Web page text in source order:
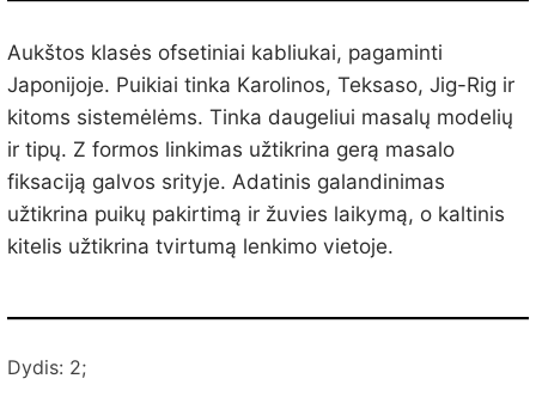
Aukštos klasės ofsetiniai kabliukai, pagaminti
Japonijoje. Puikiai tinka Karolinos, Teksaso, Jig-Rig ir
kitoms sistemėlėms. Tinka daugeliui masalų modelių
ir tipų. Z formos linkimas užtikrina gerą masalo
fiksaciją galvos srityje. Adatinis galandinimas
užtikrina puikų pakirtimą ir žuvies laikymą, o kaltinis
kitelis užtikrina tvirtumą lenkimo vietoje.
Dydis: 2;